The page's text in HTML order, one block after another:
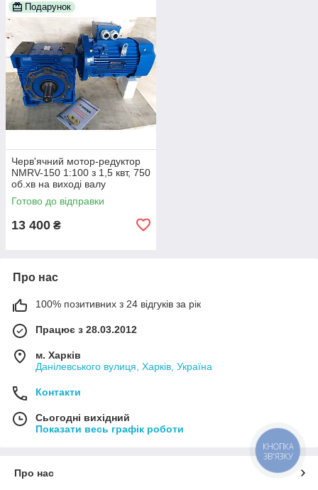
Подарунок
Черв'ячний мотор-редуктор
NMRV-150 1:100 з 1,5 квт, 750
об.хв на виході валу
редуктора 7,5 про.хв
Готово до відправки
13 400 ₴
Про нас
100% позитивних з 24 відгуків за рік
Працює з 28.03.2012
м. Харків
Данілевського вулиця, Харків, Україна
Контакти
Сьогодні вихідний
Показати весь графік роботи
Про нас
КНОПКА
ЗВ'ЯЗКУ